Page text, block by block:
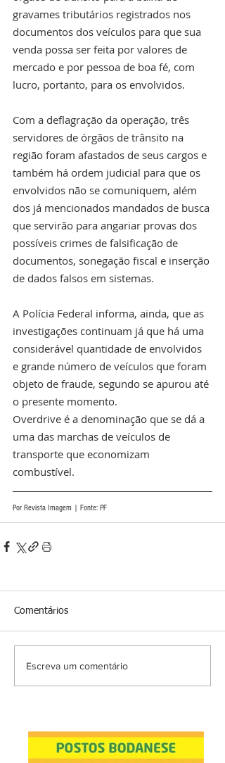
gravames tributários registrados nos
documentos dos veículos para que sua
venda possa ser feita por valores de
mercado e por pessoa de boa fé, com
lucro, portanto, para os envolvidos.
Com a deflagração da operação, três
servidores de órgãos de trânsito na
região foram afastados de seus cargos e
também há ordem judicial para que os
envolvidos não se comuniquem, além
dos já mencionados mandados de busca
que servirão para angariar provas dos
possíveis crimes de falsificação de
documentos, sonegação fiscal e inserção
de dados falsos em sistemas.
A Polícia Federal informa, ainda, que as
investigações continuam já que há uma
considerável quantidade de envolvidos
e grande número de veículos que foram
objeto de fraude, segundo se apurou até
o presente momento.
Overdrive é a denominação que se dá a
uma das marchas de veículos de
transporte que economizam
combustível.
Por Revista Imagem | Fonte: PF
Comentários
Escreva um comentário